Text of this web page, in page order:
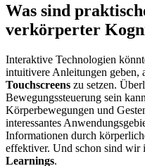
Was sind
verkörperter
Interaktive Technologien
intuitivere Anleitungen geben,
Touchscreens zu setzen.
Bewegungssteuerung sein
Körperbewegungen und
interessantes
Informationen durch
effektiver. Und schon sind wir
Learnings.